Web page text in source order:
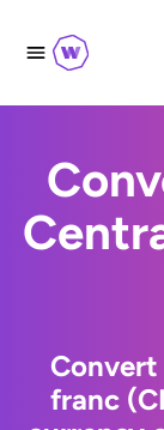
Convert
franc